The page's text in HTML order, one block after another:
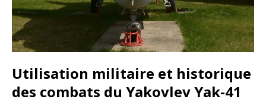
Utilisation militaire et historique
des combats du Yakovlev Yak-41